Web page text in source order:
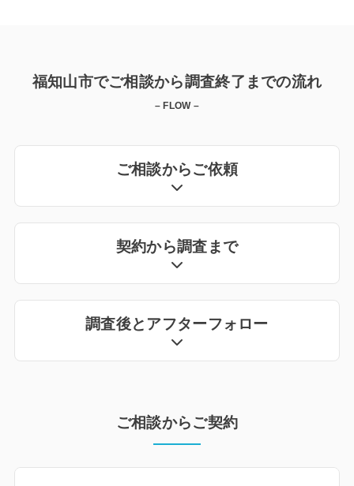
福知山市でご相談から調査終了までの流れ
– FLOW –
ご相談からご依頼
契約から調査まで
調査後とアフターフォロー
ご相談からご契約